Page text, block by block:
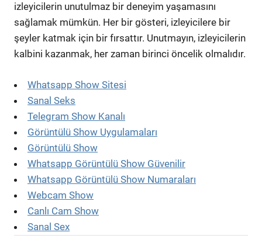
izleyicilerin unutulmaz bir deneyim yaşamasını
sağlamak mümkün. Her bir gösteri, izleyicilere bir
şeyler katmak için bir fırsattır. Unutmayın, izleyicilerin
kalbini kazanmak, her zaman birinci öncelik olmalıdır.
Whatsapp Show Sitesi
Sanal Seks
Telegram Show Kanalı
Görüntülü Show Uygulamaları
Görüntülü Show
Whatsapp Görüntülü Show Güvenilir
Whatsapp Görüntülü Show Numaraları
Webcam Show
Canlı Cam Show
Sanal Sex